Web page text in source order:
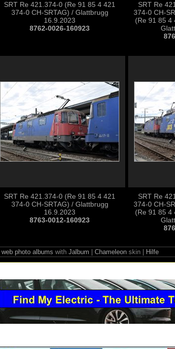
SRT Re 421.374-0 (Re 91 85 4 421
374-0 CH-SRTAG) / Glattbrugg
16.9.2023
8762-0026-160923
SRT Re
374-0 CH-
(Re 91 85 4
SRT Re 421.374-0 (Re 91 85 4 421
374-0 CH-SRTAG) / Glattbrugg
16.9.2023
8763-0012-160923
SRT Re
374-0 CH-
(Re 91 85 4
web photo albums with Jalbum Chameleonskin | Hilfe